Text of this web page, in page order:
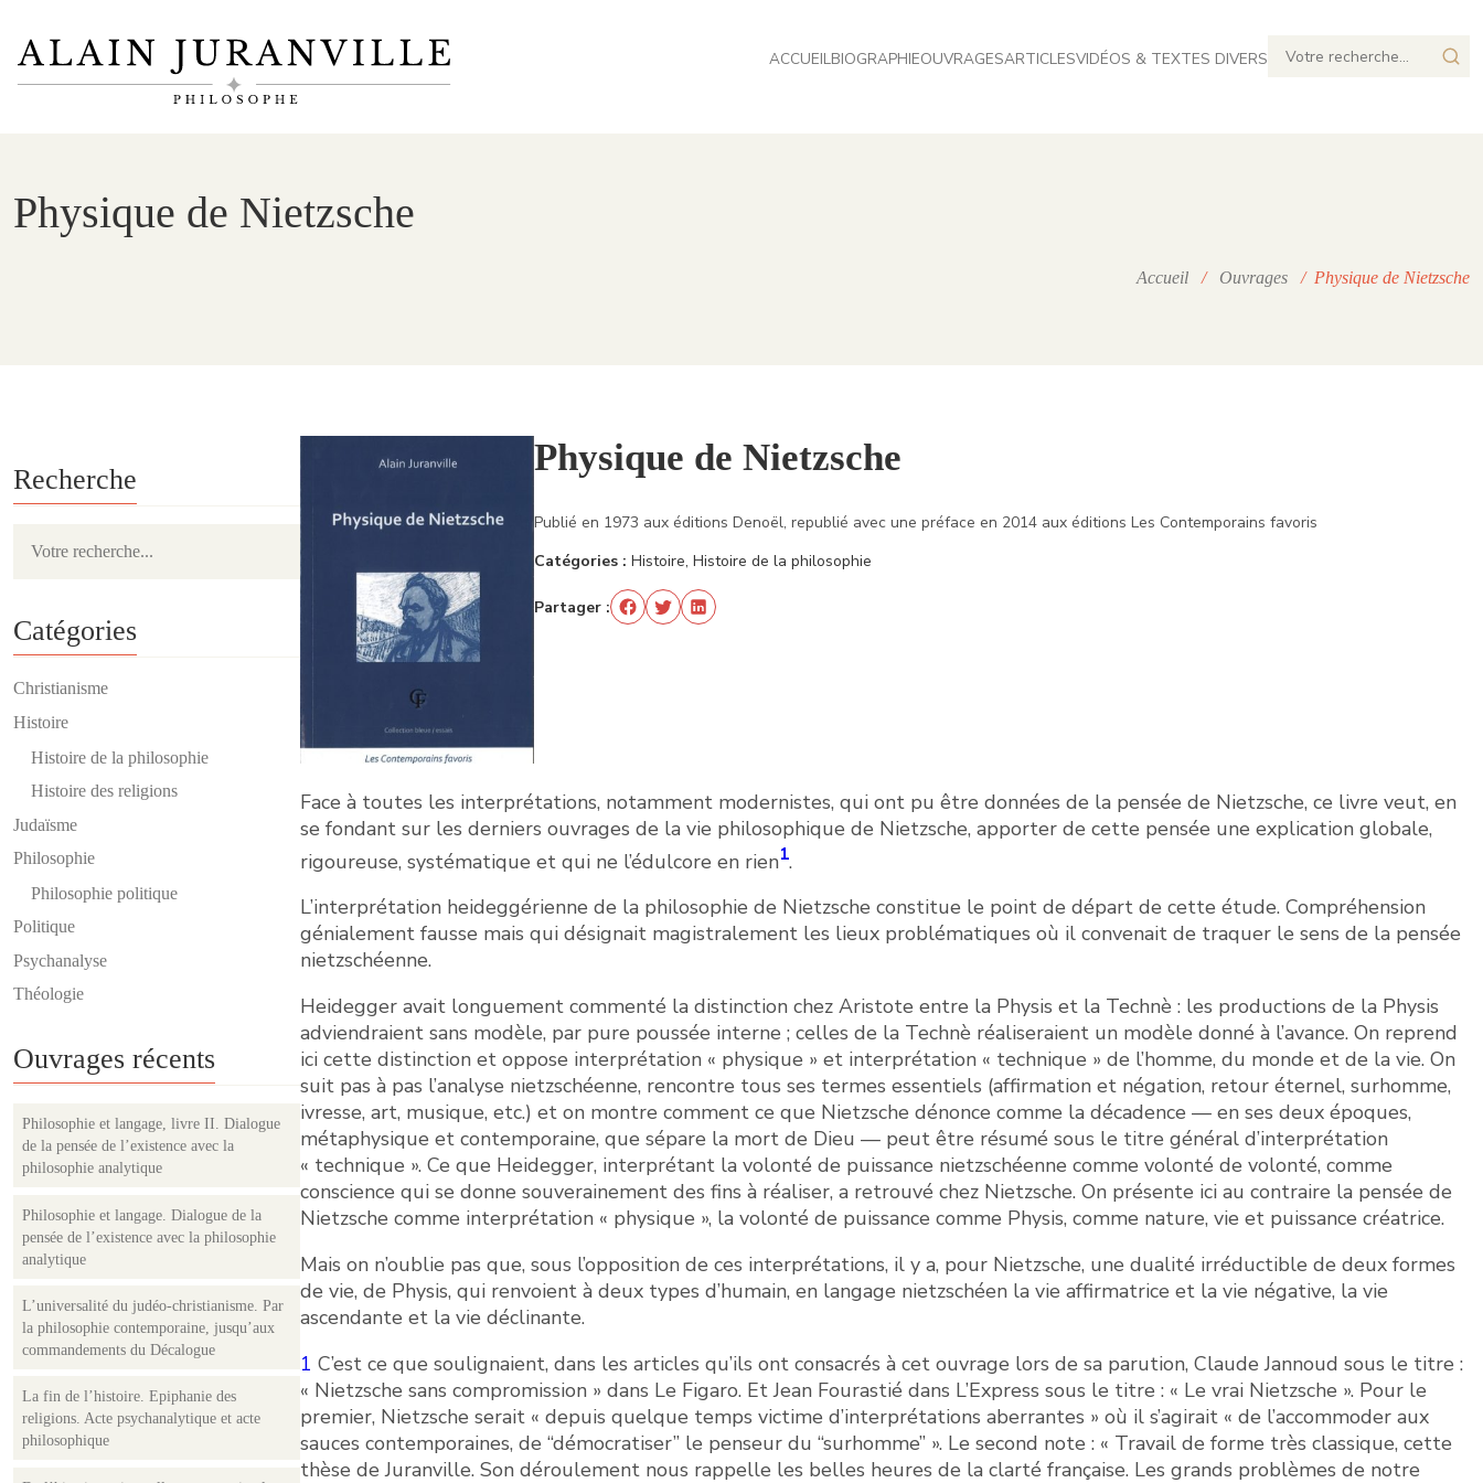
ACCUEILBIOGRAPHIEOUVRAGESARTICLESVIDÉOS & TEXTES DIVERS
Physique de Nietzsche
Accueil / Ouvrages / Physique de Nietzsche
Physique de Nietzsche
Publié en 1973 aux éditions Denoël, republié avec une préface en 2014 aux éditions Les Contemporains favoris
Catégories : Histoire, Histoire de la philosophie
Partager :
Face à toutes les interprétations, notamment modernistes, qui ont pu être données de la pensée de Nietzsche, ce livre veut, en
se fondant sur les derniers ouvrages de la vie philosophique de Nietzsche, apporter de cette pensée une explication globale,
rigoureuse, systématique et qui ne l’édulcore en rien1.
L’interprétation heideggérienne de la philosophie de Nietzsche constitue le point de départ de cette étude. Compréhension
génialement fausse mais qui désignait magistralement les lieux problématiques où il convenait de traquer le sens de la pensée
nietzschéenne.
Heidegger avait longuement commenté la distinction chez Aristote entre la Physis et la Technè : les productions de la Physis
adviendraient sans modèle, par pure poussée interne ; celles de la Technè réaliseraient un modèle donné à l’avance. On reprend
ici cette distinction et oppose interprétation « physique » et interprétation « technique » de l’homme, du monde et de la vie. On
suit pas à pas l’analyse nietzschéenne, rencontre tous ses termes essentiels (affirmation et négation, retour éternel, surhomme,
ivresse, art, musique, etc.) et on montre comment ce que Nietzsche dénonce comme la décadence — en ses deux époques,
métaphysique et contemporaine, que sépare la mort de Dieu — peut être résumé sous le titre général d’interprétation
« technique ». Ce que Heidegger, interprétant la volonté de puissance nietzschéenne comme volonté de volonté, comme
conscience qui se donne souverainement des fins à réaliser, a retrouvé chez Nietzsche. On présente ici au contraire la pensée de
Nietzsche comme interprétation « physique », la volonté de puissance comme Physis, comme nature, vie et puissance créatrice.
Mais on n’oublie pas que, sous l’opposition de ces interprétations, il y a, pour Nietzsche, une dualité irréductible de deux formes
de vie, de Physis, qui renvoient à deux types d’humain, en langage nietzschéen la vie affirmatrice et la vie négative, la vie
ascendante et la vie déclinante.
1 C’est ce que soulignaient, dans les articles qu’ils ont consacrés à cet ouvrage lors de sa parution, Claude Jannoud sous le titre :
« Nietzsche sans compromission » dans Le Figaro. Et Jean Fourastié dans L’Express sous le titre : « Le vrai Nietzsche ». Pour le
premier, Nietzsche serait « depuis quelque temps victime d’interprétations aberrantes » où il s’agirait « de l’accommoder aux
sauces contemporaines, de “démocratiser” le penseur du “surhomme” ». Le second note : « Travail de forme très classique, cette
thèse de Juranville. Son déroulement nous rappelle les belles heures de la clarté française. Les grands problèmes de notre
Recherche
Catégories
Christianisme
Histoire
Histoire de la philosophie
Histoire des religions
Judaïsme
Philosophie
Philosophie politique
Politique
Psychanalyse
Théologie
Ouvrages récents
Philosophie et langage, livre II. Dialogue
de la pensée de l’existence avec la
philosophie analytique
Philosophie et langage. Dialogue de la
pensée de l’existence avec la philosophie
analytique
L’universalité du judéo-christianisme. Par
la philosophie contemporaine, jusqu’aux
commandements du Décalogue
La fin de l’histoire. Epiphanie des
religions. Acte psychanalytique et acte
philosophique